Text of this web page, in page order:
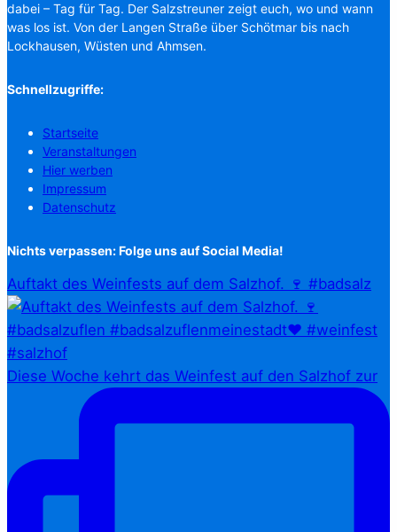
dabei – Tag für Tag. Der Salzstreuner zeigt euch, wo und wann
was los ist. Von der Langen Straße über Schötmar bis nach
Lockhausen, Wüsten und Ahmsen.
Schnellzugriffe:
Startseite
Veranstaltungen
Hier werben
Impressum
Datenschutz
Nichts verpassen: Folge uns auf Social Media!
Auftakt des Weinfests auf dem Salzhof. 🍷 #badsalz
Diese Woche kehrt das Weinfest auf den Salzhof zur